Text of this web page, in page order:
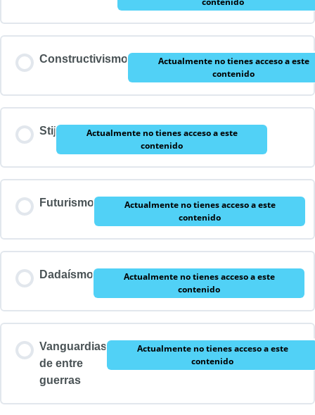
Constructivismo
Actualmente no tienes acceso a este
contenido
Stij
Actualmente no tienes acceso a este
contenido
Futurismo
Actualmente no tienes acceso a este
contenido
Dadaísmo
Actualmente no tienes acceso a este
contenido
Vanguardias
de entre
guerras
Actualmente no tienes acceso a este
contenido